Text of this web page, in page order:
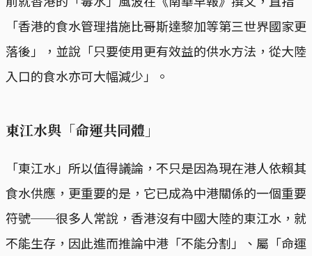
「香港的食水管理措施比哥斯達黎加等第三世界國家更
落後」，並說「只要使用更有效益的供水方法，從大陸
入口的食水亦可大幅減少」。
東江水與「命運共同體」
「東江水」所以值得議論，不只是因為現在港人依賴其
食水供應，更重要的是，它已成為中港關係的一個重要
符號──很多人常說，香港沒有中國大陸的東江水，就
不能生存，因此進而推論中港「不能分割」、屬「命運